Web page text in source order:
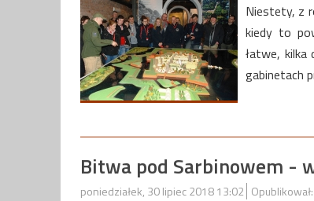
Niestety, z
kiedy to
łatwe, kilka
gabinetach
Bitwa pod Sarbinowem -
poniedziałek, 30 lipiec 2018 13:02